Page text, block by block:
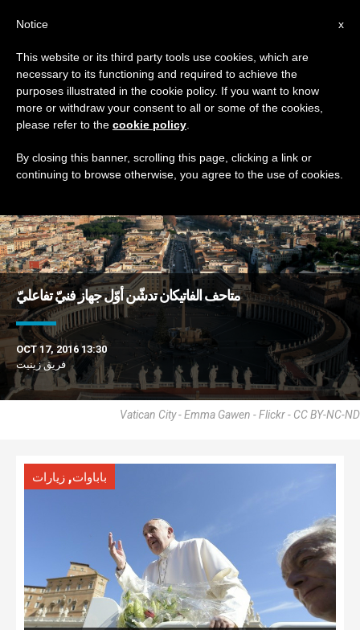
DAY
October 17th, 2016
DERNIÈRES NOUVELLES
متاحف الفاتيكان تدشّن أوّل جهاز فنيّ تفاعليّ
OCT 17, 2016 13:30
فريق زينيت
Vatican City - Emma Gawen - Flickr - CC BY-NC-ND
باباوات, زيارات
x
Notice
This website or its third party tools use cookies, which are
necessary to its functioning and required to achieve the
purposes illustrated in the cookie policy. If you want to know
more or withdraw your consent to all or some of the cookies,
please refer to the cookie policy
By closing this banner, scrolling this page, clicking a link or
continuing to browse otherwise, you agree to the use of cookies.